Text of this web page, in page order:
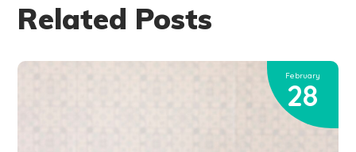
Related Posts
February
28